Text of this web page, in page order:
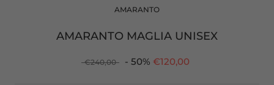
AMARANTO
AMARANTO MAGLIA UNISEX
€240,00 - 50% €120,00